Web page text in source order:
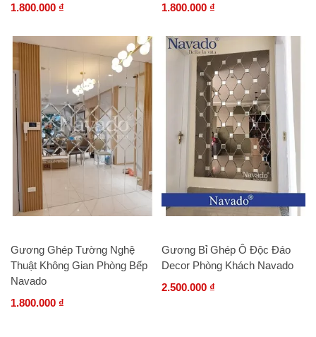
1.800.000 ₫
1.800.000 ₫
Gương Ghép Tường Nghệ
Thuật Không Gian Phòng Bếp
Navado
1.800.000 ₫
Gương Bỉ Ghép Ô Độc Đáo
Decor Phòng Khách Navado
2.500.000 ₫